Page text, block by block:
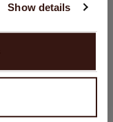
Show details